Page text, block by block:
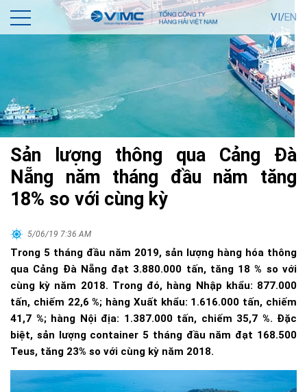
VI/EN
Sản lượng thông qua Cảng Đà
Nẵng năm tháng đầu năm tăng
18% so với cùng kỳ
5/06/19 7:36 AM
Trong 5 tháng đầu năm 2019, sản lượng hàng hóa thông
qua Cảng Đà Nẵng đạt 3.880.000 tấn, tăng 18 % so với
cùng kỳ năm 2018. Trong đó, hàng Nhập khẩu: 877.000
tấn, chiếm 22,6 %; hàng Xuất khẩu: 1.616.000 tấn, chiếm
41,7 %; hàng Nội địa: 1.387.000 tấn, chiếm 35,7 %. Đặc
biệt, sản lượng container 5 tháng đầu năm đạt 168.500
Teus, tăng 23% so với cùng kỳ năm 2018.